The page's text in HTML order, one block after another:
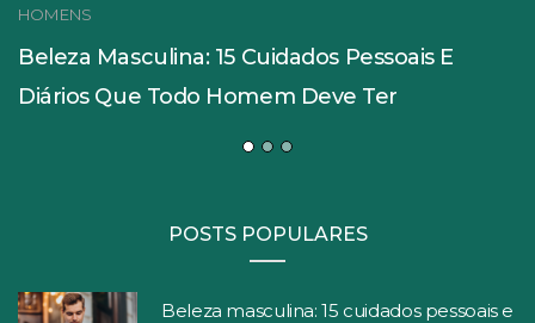
HOMENS
Beleza Masculina: 15 Cuidados Pessoais E
Diários Que Todo Homem Deve Ter
POSTS POPULARES
Beleza masculina: 15 cuidados pessoais e